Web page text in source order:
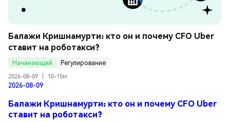
Балажи Кришнамурти: кто он и почему CFO Uber
ставит на роботакси?
Начинающий
Регулирование
2026-08-09
10-15м
2026-08-09
Балажи Кришнамурти: кто он и почему CFO Uber
ставит на роботакси?